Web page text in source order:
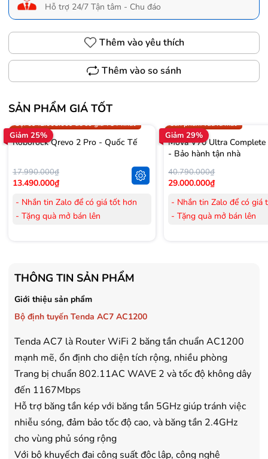
Hỗ trợ 24/7 Tận tâm - Chu đáo
Thêm vào yêu thích
Thêm vào so sánh
SẢN PHẨM GIÁ TỐT
Giảm 25%
Trợ giá 300.000đ
Gọi 0942.008.009 để có giá TỐT nhất
Roborock Qrevo 2 Pro - Quốc Tế
17.990.000₫
13.490.000₫
- Nhắn tin Zalo để có giá tốt hơn
- Tặng quà mở bán lên
- Tặng Voucher trị giá
150.000đ
mua Máy lọc Không khí
- Cam kết hàng mới 100%.
- Lắp đặt, HDSD tại nhà nội thành
- Vận chuyển Toàn Quốc.
- Bảo hành 24 tháng chính hãng
Giảm 29%
Sản phẩm vừa ra mắt
Mova V70 Ultra
- Bảo hành tận nhà
40.790.000₫
29.000.000₫
- Nhắn tin Zalo để có giá
- Tặng quà mở bán lên
- Vận chuyển Toàn Quốc.
- Bảo hành 36 tháng
THÔNG TIN SẢN PHẨM
Giới thiệu sản phẩm
Bộ định tuyến Tenda AC7 AC1200
Tenda AC7 là Router WiFi 2 băng tần chuẩn AC1200
mạnh mẽ, ổn định cho diện tích rộng, nhiều phòng
Trang bị chuẩn 802.11AC WAVE 2 và tốc độ không dây
đến 1167Mbps
Hỗ trợ băng tần kép với băng tần 5GHz giúp tránh việc
nhiễu sóng, đảm bảo tốc độ cao, và băng tần 2.4GHz
cho vùng phủ sóng rộng
Với bộ khuyếch đại công suất độc lập, công nghệ